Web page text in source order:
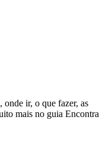
ir, o que fazer, as
mais no guia Encontra